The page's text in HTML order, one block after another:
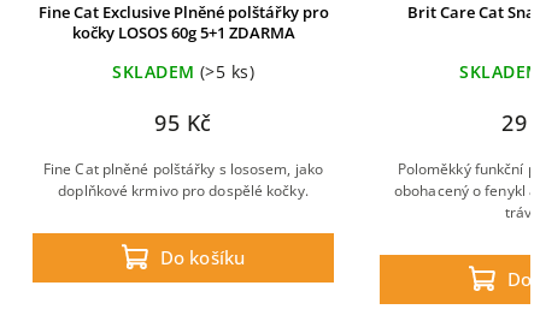
Fine Cat Exclusive Plněné polštářky pro
kočky LOSOS 60g 5+1 ZDARMA
SKLADEM (>5 ks)
95 Kč
Do košíku
Fine Cat plněné polštářky s lososem, jako
doplňkové krmivo pro dospělé kočky.
Brit Care Cat
29
Do
Poloměkký funkční
obohacený o fenykl